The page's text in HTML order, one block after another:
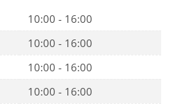
10:00 - 16:00
10:00 - 16:00
10:00 - 16:00
10:00 - 16:00